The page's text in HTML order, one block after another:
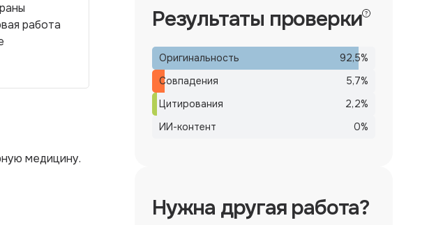
работа
медицину.
Результаты проверки
Оригинальность 92,5%
Совпадения
5,7%
Цитирования
2,2%
ИИ-контент
0%
Нужна другая работа?